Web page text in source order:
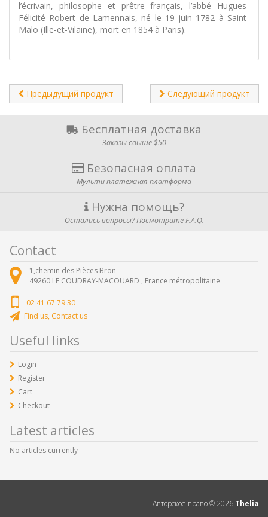
l’écrivain, philosophe et prêtre français, l’abbé Hugues-
Félicité Robert de Lamennais, né le 19 juin 1782 à Saint-
Malo (Ille-et-Vilaine), mort en 1854 à Paris).
Предыдущий продукт Следующий продукт
Бесплатная доставка
Заказы свыше $50
Безопасная оплата
Мульти платежная платформа
Нужна помощь?
Остались вопросы? Посмотрите F.A.Q.
Contact
1,chemin des Pièces Bron
49260 LE COUDRAY-MACOUARD , France métropolitaine
02 41 67 79 30
Find us, Contact us
Useful links
Login
Register
Cart
Checkout
Latest articles
No articles currently
Авторское право ©2026 Thelia